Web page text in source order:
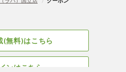
(無料)はこちら
ンはこちら